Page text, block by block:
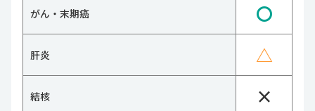
がん・末期癌 〇
肝炎 △
結核 ×